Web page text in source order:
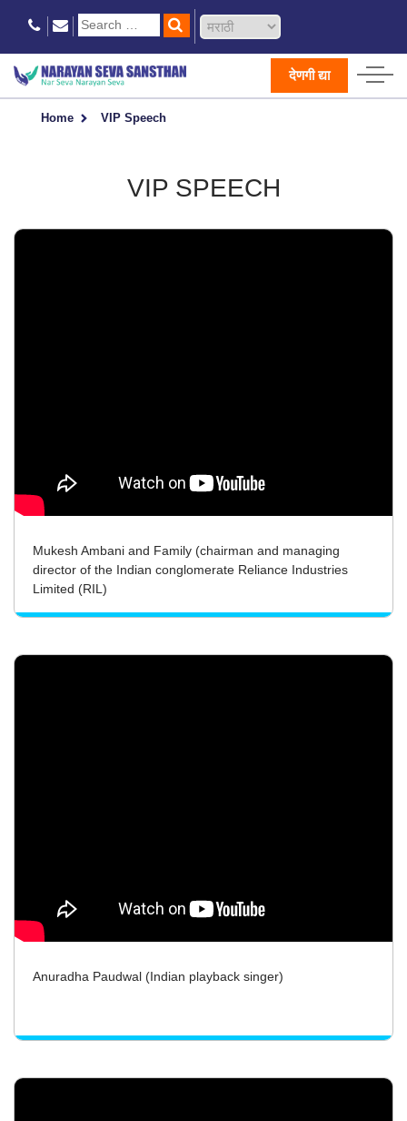
देणगी द्या
Home VIP Speech
VIP SPEECH
Mukesh Ambani and Family (chairman and managing
director of the Indian conglomerate Reliance Industries
Limited (RIL)
Anuradha Paudwal (Indian playback singer)